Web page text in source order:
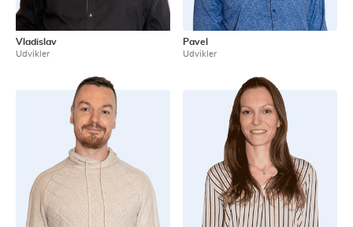
Vladislav
Udvikler
Pavel
Udvikler